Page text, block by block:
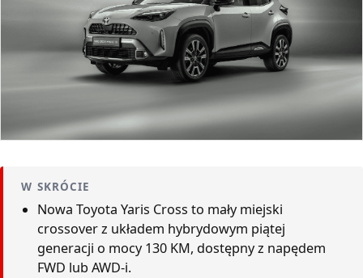
W SKRÓCIE
Nowa Toyota Yaris Cross to mały miejski
crossover z układem hybrydowym piątej
generacji o mocy 130 KM, dostępny z napędem
FWD lub AWD-i.